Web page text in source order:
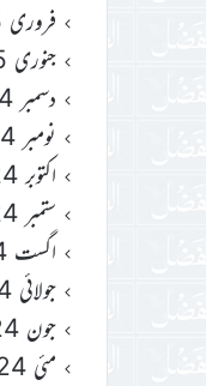
فروری 2025
جنوری 2025
دسمبر 2024
نومبر 2024
اکتوبر 2024
ستمبر 2024
اگست 2024
جولائی 2024
جون 2024
مئی 2024